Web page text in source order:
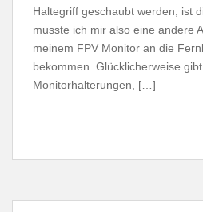
Haltegriff geschaubt werden, ist
musste ich mir also eine andere
meinem FPV Monitor an die
bekommen. Glücklicherweise
Monitorhalterungen, […]